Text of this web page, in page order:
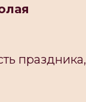
праздника,